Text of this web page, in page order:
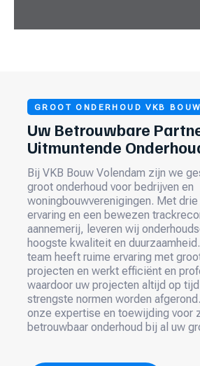
GROOT ONDERHOUD VKB
Uw Betrouwbare
Uitmuntende
Bij VKB Bouw Volendam zijn we
groot onderhoud voor bedrijven en
woningbouwverenigingen. Met drie
ervaring en een bewezen
aannemerij, leveren wij
hoogste kwaliteit en
team heeft ruime ervaring met
projecten en werkt efficiënt en
waardoor uw projecten altijd op
strengste normen worden
onze expertise en toewijding voor
betrouwbaar onderhoud bij al uw